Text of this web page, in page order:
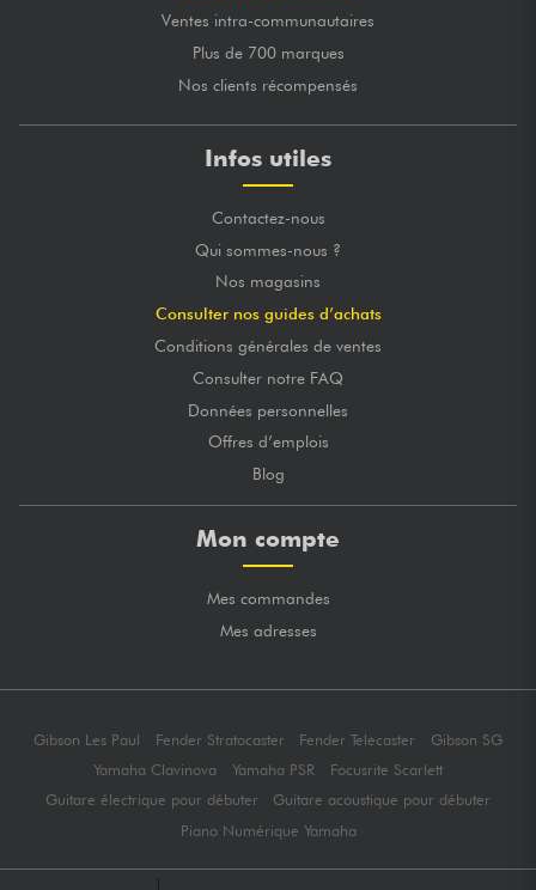
Ventes intra-communautaires
Plus de 700 marques
Nos clients récompensés
Infos utiles
Contactez-nous
Qui sommes-nous ?
Nos magasins
Consulter nos guides d’achats
Conditions générales de ventes
Consulter notre FAQ
Données personnelles
Offres d’emplois
Blog
Mon compte
Mes commandes
Mes adresses
Gibson Les Paul Fender Stratocaster Fender Telecaster
Gibson SG
Yamaha Clavinova
Yamaha PSR
Focusrite Scarlett
Guitare électrique pour débuter
Guitare acoustique pour débuter
Piano Numérique Yamaha